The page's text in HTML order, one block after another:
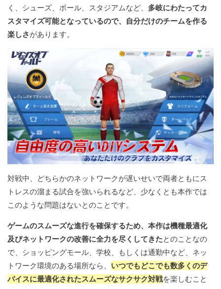
く、シューズ、ボール、スタジアムなど、 多岐にわたってカ
スタマイズ可能となっているので、自分だけのチームを作る
楽しさがあります。
対戦中、どちらかのネットワークが遅いせいで両者ともにス
トレスの溜まる試合を強いられるなど、少なくとも本作では
このような問題はないとのことです。
ゲームのスムーズな進行を確保するため、本作は機種最適化
及びネットワークの改善に全力を尽くしてきたとのことなの
で、ショッピングモール、学校、もしくは通勤中など、ネッ
トワーク環境のある場所なら、 いつでもどこでも数多くのデ
バイスに最適化されたスムーズなサクサク対戦を楽しむこと